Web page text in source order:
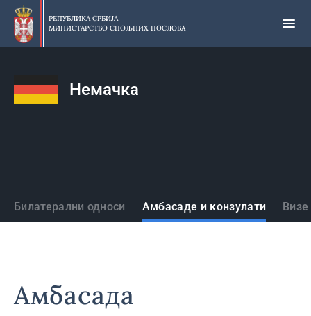
Прескочи
главни
део
РЕПУБЛИКА СРБИЈА
МИНИСТАРСТВО СПОЉНИХ ПОСЛОВА
Немачка
Државе
Билатерални односи Амбасаде и конзулати
Амбасада